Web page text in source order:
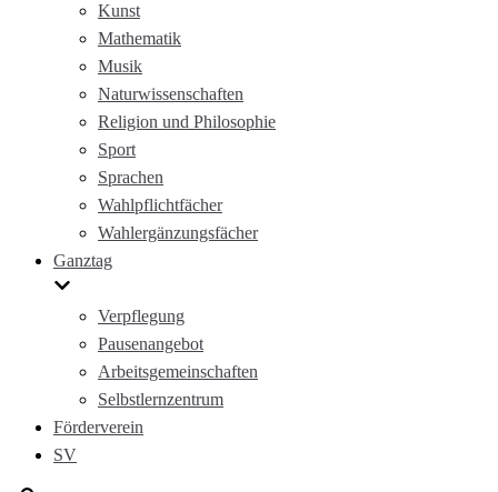
Kunst
Mathematik
Musik
Naturwissenschaften
Religion und Philosophie
Sport
Sprachen
Wahlpflichtfächer
Wahlergänzungsfächer
Ganztag
Verpflegung
Pausenangebot
Arbeitsgemeinschaften
Selbstlernzentrum
Förderverein
SV